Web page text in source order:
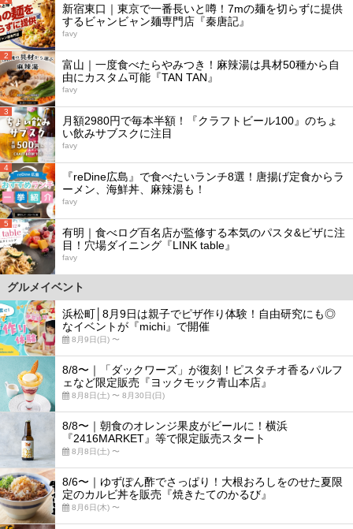
新宿東口｜東京で一番長いと噂！7mの麺を切らずに提供
するビャンビャン麺専門店『秦唐記』
favy
2
富山｜一度食べたらやみつき！麻辣湯は具材50種から自
由にカスタム可能『TAN TAN』
favy
3
月額2980円で毎本半額！『クラフトビール100』のちょ
い飲みサブスクに注目
favy
4
『reDine広島』で食べたいランチ8選！唐揚げ定食からラ
ーメン、海鮮丼、麻辣湯も！
favy
5
有明｜食べログ百名店が監修する本気のパスタ&ピザに注
目！穴場ダイニング『LINK table』
favy
グルメイベント
浜松町│8月9日は親子でピザ作り体験！自由研究にも◎
なイベントが『michi』で開催
8月9日(日) 〜
8/8〜｜「ダックワーズ」が復刻！ピスタチオ香るパルフ
ェなど限定販売『ヨックモック青山本店』
8月8日(土) 〜 8月30日(日)
8/8〜｜朝食のオレンジ果皮がビールに！横浜
『2416MARKET』等で限定販売スタート
8月8日(土) 〜
8/6〜｜ゆずぽん酢でさっぱり！大根おろしをのせた夏限
定のカルビ丼を販売『焼きたてのかるび』
8月6日(木) 〜